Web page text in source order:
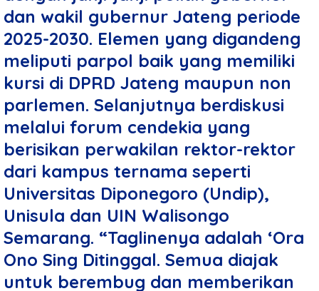
dan wakil gubernur Jateng periode
2025-2030. Elemen yang digandeng
meliputi parpol baik yang memiliki
kursi di DPRD Jateng maupun non
parlemen. Selanjutnya berdiskusi
melalui forum cendekia yang
berisikan perwakilan rektor-rektor
dari kampus ternama seperti
Universitas Diponegoro (Undip),
Unisula dan UIN Walisongo
Semarang. “Taglinenya adalah ‘Ora
Ono Sing Ditinggal. Semua diajak
untuk berembug dan memberikan